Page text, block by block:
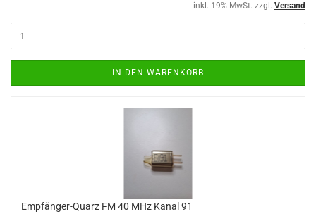
inkl. 19% MwSt. zzgl. Versand
IN DEN WARENKORB
Empfänger-Quarz FM 40 MHz Kanal 91